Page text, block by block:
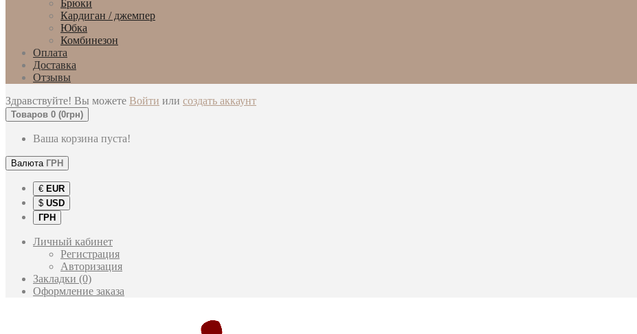
Брюки
Кардиган / джемпер
Юбка
Комбинезон
Оплата
Доставка
Отзывы
Здравствуйте! Вы можете Войти или создать аккаунт
Товаров 0 (0грн)
Ваша корзина пуста!
Валюта ГРН
€ EUR
$ USD
ГРН
Личный кабинет
Регистрация
Авторизация
Закладки (0)
Оформление заказа